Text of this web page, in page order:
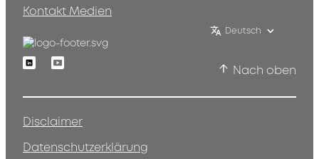
Kontakt Medien
Deutsch
LinkedinYoutube
Nach oben
Disclaimer
Datenschutzerklärung